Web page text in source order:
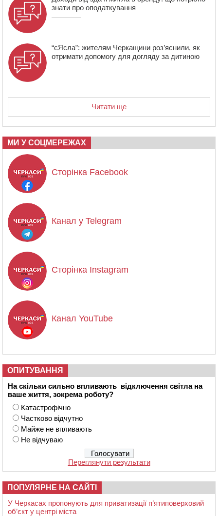
знати про оподаткування
“єЯсла”: жителям Черкащини роз’яснили, як
отримати допомогу для догляду за дитиною
Читати ще
МИ У СОЦМЕРЕЖАХ
Сторінка Facebook
Канал у Telegram
Сторінка Instagram
Канал YouTube
ОПИТУВАННЯ
На скільки сильно впливають відключення світла на
ваше життя, зокрема роботу?
Катастрофічно
Частково відчутно
Майже не впливають
Не відчуваю
Переглянути результати
ПОПУЛЯРНЕ НА САЙТІ
У Черкасах пропонують для приватизації п’ятиповерховий
об’єкт у центрі міста